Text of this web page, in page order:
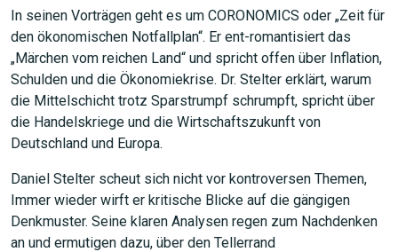
In seinen Vorträgen geht es um CORONOMICS oder „Zeit für
den ökonomischen Notfallplan“. Er ent-romantisiert das
„Märchen vom reichen Land“ und spricht offen über Inflation,
Schulden und die Ökonomiekrise. Dr. Stelter erklärt, warum
die Mittelschicht trotz Sparstrumpf schrumpft, spricht über
die Handelskriege und die Wirtschaftszukunft von
Deutschland und Europa.
Daniel Stelter scheut sich nicht vor kontroversen Themen,
Immer wieder wirft er kritische Blicke auf die gängigen
Denkmuster. Seine klaren Analysen regen zum Nachdenken
an und ermutigen dazu, über den Tellerrand